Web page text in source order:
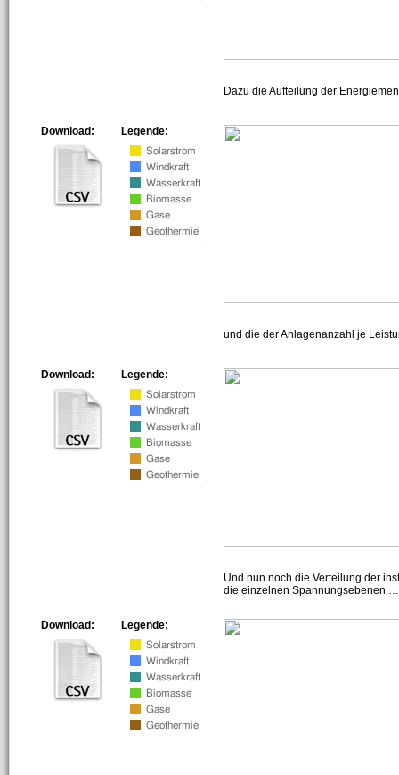
Dazu die Aufteilung der
Legende:
Download:
und die der Anlagenanzahl je
Legende:
Download:
Und nun noch die Verteilung der
die einzelnen Spannungsebenen
Legende:
Download: